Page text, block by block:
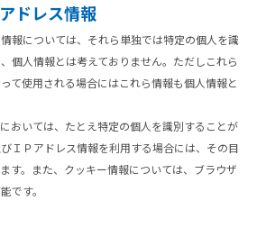
ドレス情報
報については、それら単独では特定の個人を識
個人情報とは考えておりません。ただしこれら
て使用される場合にはこれら情報も個人情報と
おいては、たとえ特定の個人を識別することが
ＩＰアドレス情報を利用する場合には、その目
す。また、クッキー情報については、ブラウザ
です。